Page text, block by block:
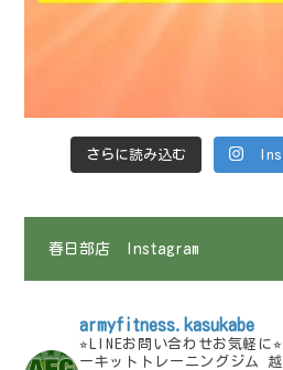
さらに読み込む
春日部店 Instagram
armyfitness.kasukabe
⭐︎LINEお問い合わせお気軽に⭐︎
ーキットトレーニングジム